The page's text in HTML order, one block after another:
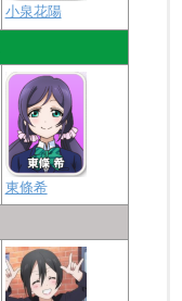
小泉花陽
東條希